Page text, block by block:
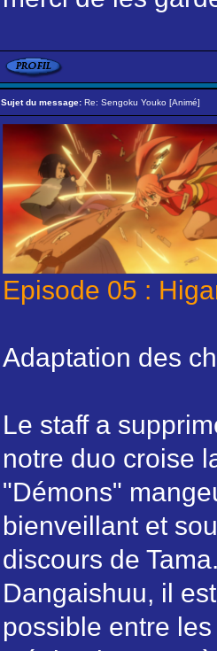
Sujet du message: Re: Sengoku Youko [Animé]
Episode 05 :
Adaptation des
Le staff a
notre duo croise
"Démons"
bienveillant et
discours de
Dangaishuu, il
possible entre